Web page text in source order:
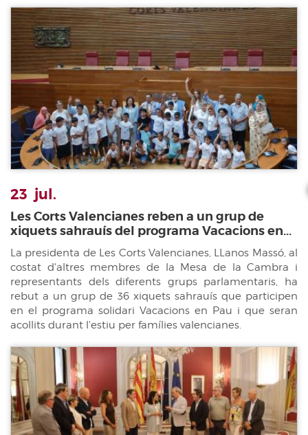
23 jul.
Les Corts Valencianes reben a un grup de
xiquets sahrauís del programa Vacacions en...
La presidenta de Les Corts Valencianes, LLanos Massó, al
costat d'altres membres de la Mesa de la Cambra i
representants dels diferents grups parlamentaris, ha
rebut a un grup de 36 xiquets sahrauís que participen
en el programa solidari Vacacions en Pau i que seran
acollits durant l'estiu per famílies valencianes.